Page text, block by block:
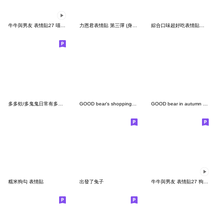
牛牛與男友 表情貼27 喵喵女友 力恩君表情貼 第三彈 (身體接龍) 綜合口味超好吃表情貼：冬
糯米狗勾 表情貼 出發了兔子 牛牛與男友 表情貼27 狗勾男友